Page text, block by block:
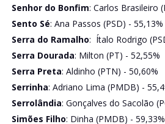
Senhor do Bonfim: Carlos Brasileiro
Sento Sé: Ana Passos (PSD) - 55,13%
Serra do Ramalho: Ítalo Rodrigo
Serra Dourada: Milton (PT) - 52,55%
Serra Preta: Aldinho (PTN) - 50,60%
Serrinha: Adriano Lima (PMDB) -
Serrolândia: Gonçalves do Sacolão
Simões Filho: Dinha (PMDB) - 59,33%